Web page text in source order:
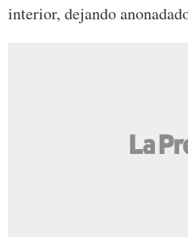
interior, dejando